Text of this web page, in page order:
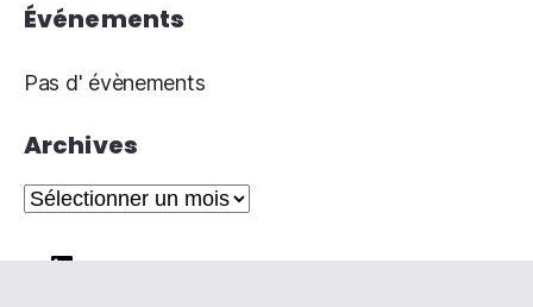
Événements
Pas d' évènements
Archives
Archives
LinkedIn